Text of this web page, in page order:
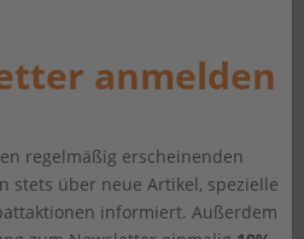
anmelden
regelmäßig erscheinenden
stets über neue Artikel, spezielle
informiert. Außerdem